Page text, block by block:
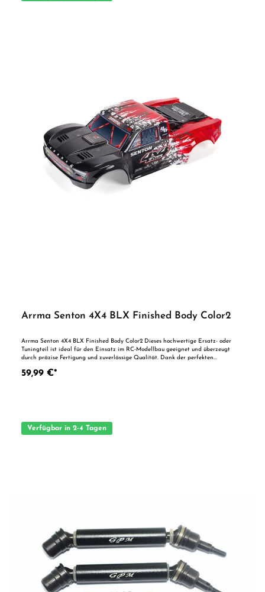
Arrma Senton 4X4 BLX Finished Body Color2
Arrma Senton 4X4 BLX Finished Body Color2 Dieses hochwertige Ersatz- oder
Tuningteil ist ideal für den Einsatz im RC-Modellbau geeignet und überzeugt
durch präzise Fertigung und zuverlässige Qualität. Dank der perfekten
geeignet. Vorteile auf einen Blick: Passgenaue Verarbeitung Geeignet für
59,99 €*
Verfügbar in 2-4 Tagen